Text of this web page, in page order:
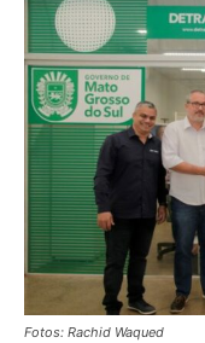
Fotos: Rachid Waqued